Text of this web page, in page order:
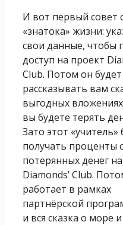
И вот первый совет
«знатока» жизни:
свои данные, чтобы
доступ на проект
Club. Потом он будет
рассказывать вам
выгодных
вы будете терять
Зато этот «учитель»
получать проценты
потерянных денег
Diamonds’ Club.
работает в рамках
партнёрской
и вся сказка о море и